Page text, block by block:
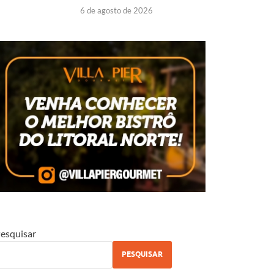
6 de agosto de 2026
PESQUISAR